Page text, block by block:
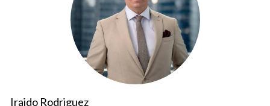
Caso 2: Negocios Internacionales
Supongamos que eres un emprendedor que ha decidido
expandir su negocio más allá de las fronteras españolas. Al
hacerlo, es posible que debas pagar impuestos tanto en
Iraido Rodriguez